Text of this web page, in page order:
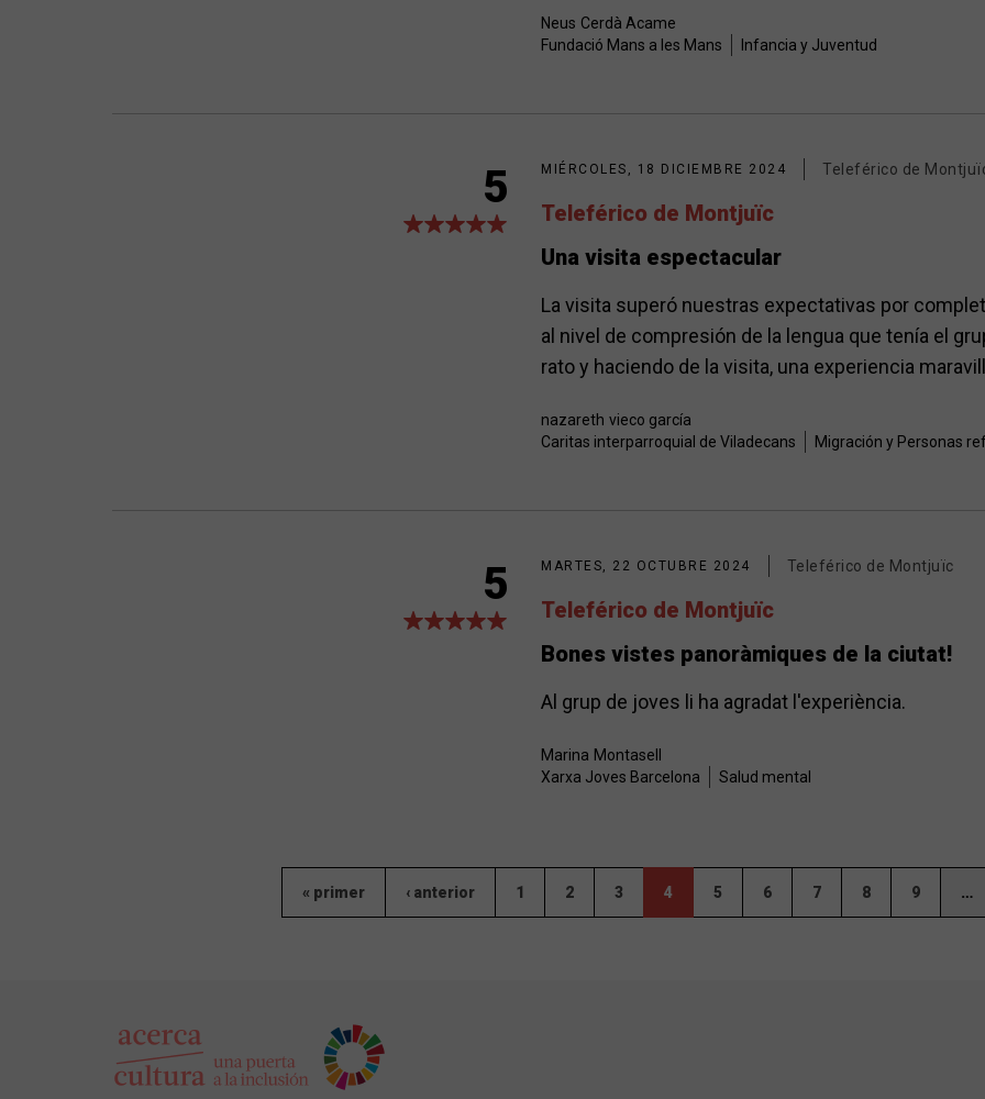
Neus Cerdà Acame
Fundació Mans a les Mans
Infancia y Juventud
5 MIÉRCOLES, 18 DICIEMBRE 2024 Teleférico de
Teleférico de Montjuïc
Una visita espectacular
La visita superó nuestras expectativas por
al nivel de compresión de la lengua que tenía el
rato y haciendo de la visita, una experiencia
nazareth vieco garcía
Caritas interparroquial de Viladecans
Migración y Personas
5 MARTES, 22 OCTUBRE 2024 Teleférico de Montjuïc
Teleférico de Montjuïc
Bones vistes panoràmiques de la ciutat!
Al grup de joves li ha agradat l'experiència.
Marina Montasell
Xarxa Joves Barcelona
Salud mental
« primer ‹ anterior 1 2 3 4 5 6 7 8 9 …